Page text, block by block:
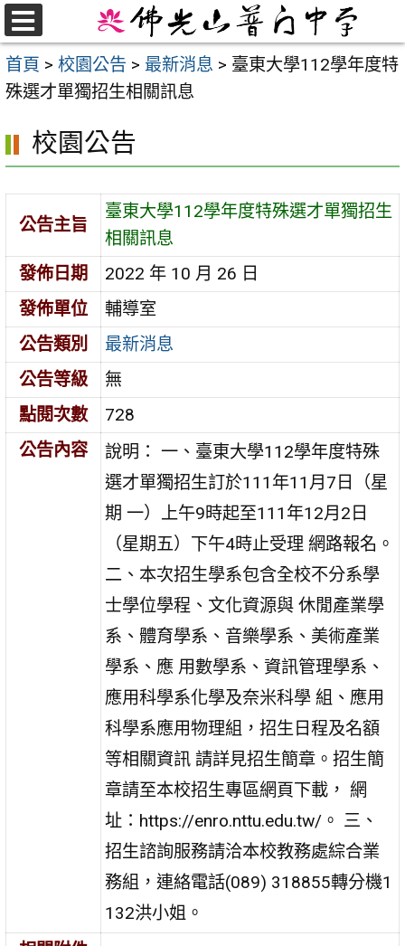
跳
至
主
要
首頁 > 校園公告 > 最新消息 > 臺東大學112學年度特
殊選才單獨招生相關訊息
校園公告
公告主旨
臺東大學112學年度特殊選才單獨招生
相關訊息
發佈日期
2022 年 10 月 26 日
發佈單位
輔導室
公告類別
最新消息
公告等級
無
點閱次數
728
公告內容
說明： 一、臺東大學112學年度特殊
選才單獨招生訂於111年11月7日（星
期 一）上午9時起至111年12月2日
（星期五）下午4時止受理 網路報名。
二、本次招生學系包含全校不分系學
士學位學程、文化資源與 休閒產業學
系、體育學系、音樂學系、美術產業
學系、應 用數學系、資訊管理學系、
應用科學系化學及奈米科學 組、應用
科學系應用物理組，招生日程及名額
等相關資訊 請詳見招生簡章。招生簡
章請至本校招生專區網頁下載， 網
址：https://enro.nttu.edu.tw/。 三、
招生諮詢服務請洽本校教務處綜合業
務組，連絡電話(089) 318855轉分機1
132洪小姐。
選
單